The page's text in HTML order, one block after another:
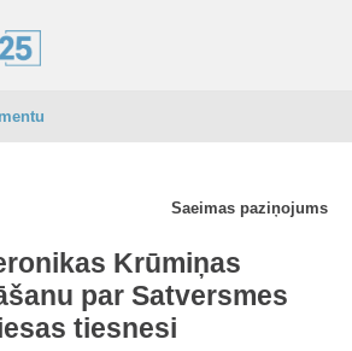
Saeimas paziņojums
Krūmiņas
par Satversmes
tiesnesi